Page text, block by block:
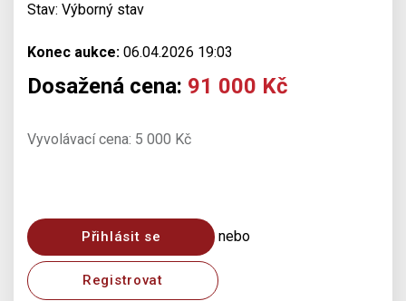
Stav: Výborný stav
Konec aukce: 06.04.2026 19:03
Dosažená cena: 91 000 Kč
Vyvolávací cena: 5 000 Kč
Přihlásit se nebo
Registrovat